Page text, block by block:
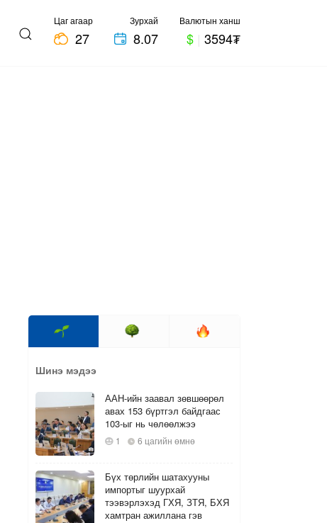
Цаг агаар
27
Зурхай
8.07
Валютын ханш
$ | 3594₮
Шинэ мэдээ
ААН-ийн заавал зөвшөөрөл
авах 153 бүртгэл байдгаас
103-ыг нь чөлөөлжээ
1 6 цагийн өмнө
Бүх төрлийн шатахууны
импортыг шуурхай
тээвэрлэхэд ГХЯ, ЗТЯ, БХЯ
хамтран ажиллана гэв